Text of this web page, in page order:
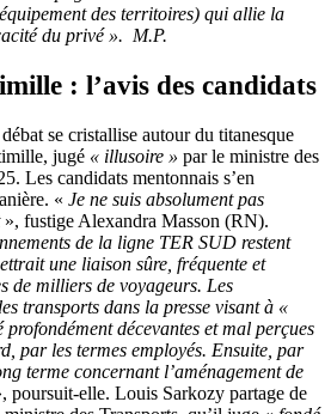
des territoires) qui allie la
du privé ». M.P.
: l’avis des candidats
se cristallise autour du titanesque
jugé « illusoire » par le ministre des
Les candidats mentonnais s’en
« Je ne suis absolument pas
», fustige Alexandra Masson (RN).
de la ligne TER SUD restent
une liaison sûre, fréquente et
de milliers de voyageurs. Les
transports dans la presse visant à «
décevantes et mal perçues
par les termes employés. Ensuite, par
terme concernant l’aménagement de
poursuit-elle. Louis Sarkozy partage de